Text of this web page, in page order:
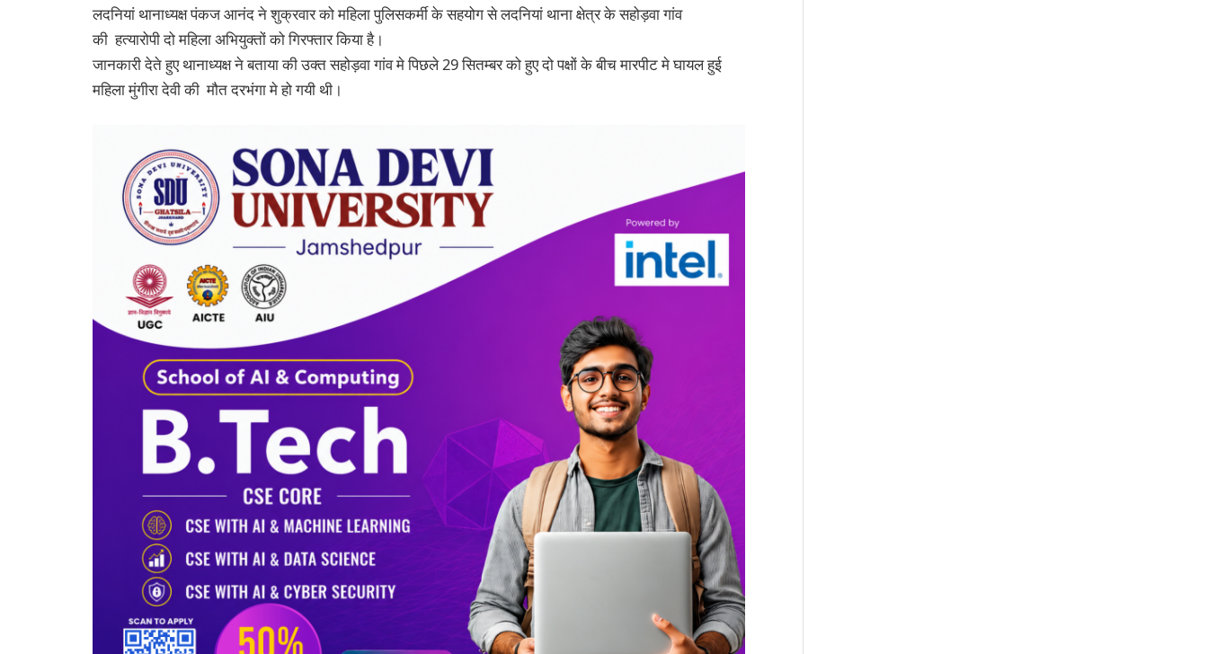
लदनियां थानाध्यक्ष पंकज आनंद ने शुक्रवार को महिला पुलिसकर्मी के सहयोग से लदनियां थाना क्षेत्र के सहोड़वा गांव
की हत्यारोपी दो महिला अभियुक्तों को गिरफ्तार किया है।
जानकारी देते हुए थानाध्यक्ष ने बताया की उक्त सहोड़वा गांव मे पिछले 29 सितम्बर को हुए दो पक्षों के बीच मारपीट मे घायल हुई
महिला मुंगीरा देवी की मौत दरभंगा मे हो गयी थी।